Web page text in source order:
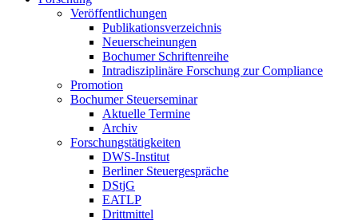
Veröffentlichungen
Publikationsverzeichnis
Neuerscheinungen
Bochumer Schriftenreihe
Intradisziplinäre Forschung zur Compliance
Promotion
Bochumer Steuerseminar
Aktuelle Termine
Archiv
Forschungstätigkeiten
DWS-Institut
Berliner Steuergespräche
DStjG
EATLP
Drittmittel